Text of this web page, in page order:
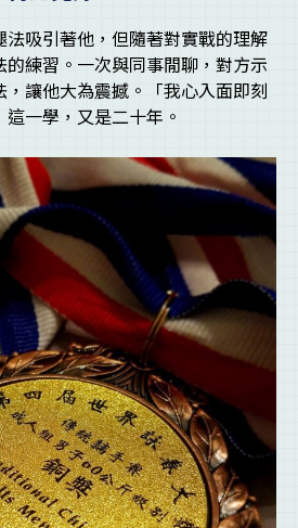
吸引著他，但隨著對實戰的理解
練習。一次與同事閒聊，對方示
讓他大為震撼。「我心入面即刻
一學，又是二十年。